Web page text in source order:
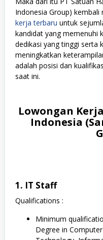
Indonesia Group)
kerja terbaru untuk
kandidat yang memenuhi
dedikasi yang tinggi serta
meningkatkan
adalah posisi dan
saat ini.
Lowongan
Indonesia
1. IT Staff
Qualifications :
Minimum
Degree in